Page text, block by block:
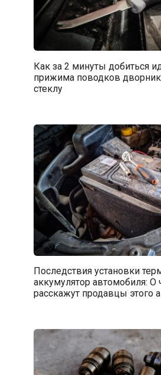
Как за 2 минуты добиться
прижима поводков
стеклу
Последствия установки
аккумулятор автомобиля: О
расскажут продавцы этого